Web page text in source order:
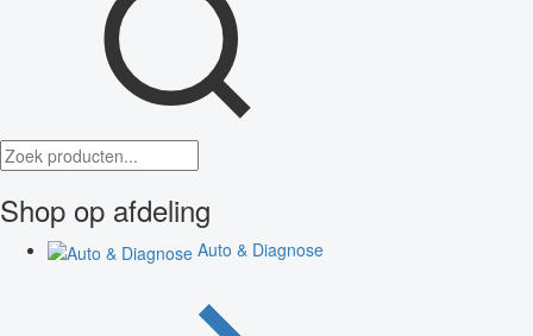
Shop op afdeling
Auto & Diagnose